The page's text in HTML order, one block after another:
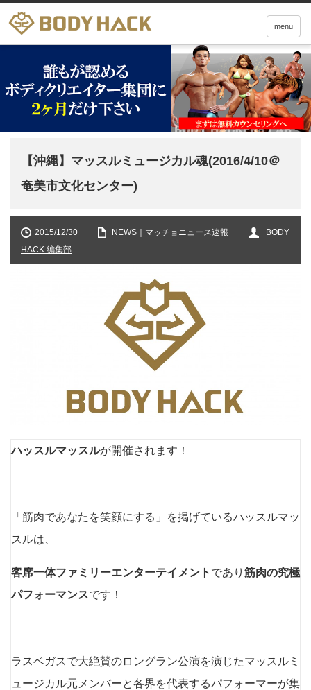
menu
【沖縄】マッスルミュージカル魂(2016/4/10＠
奄美市文化センター)
2015/12/30 NEWS｜マッチョニュース速報
BODY
HACK 編集部
ハッスルマッスルが開催されます！
「筋肉であなたを笑顔にする」を掲げているハッスルマッ
スルは、
客席一体ファミリーエンターテイメント であり 筋肉の究極
パフォーマンスです！
ラスベガスで大絶賛のロングラン公演を演じたマッスルミ
ュージカル元メンバーと各界を代表するパフォーマーが集